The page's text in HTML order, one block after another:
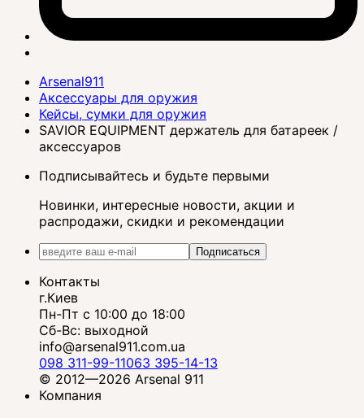
Arsenal911
Аксессуары для оружия
Кейсы, сумки для оружия
SAVIOR EQUIPMENT держатель для батареек /
аксессуаров
Подписывайтесь и будьте первыми
Новинки, интересные новости, акции и
распродажи, скидки и рекомендации
Подписаться
Контакты
г.Киев
Пн-Пт с 10:00 до 18:00
Сб-Вс: выходной
info@arsenal911.com.ua
098 311-99-11063 395-14-13
© 2012—2026 Arsenal 911
Компания